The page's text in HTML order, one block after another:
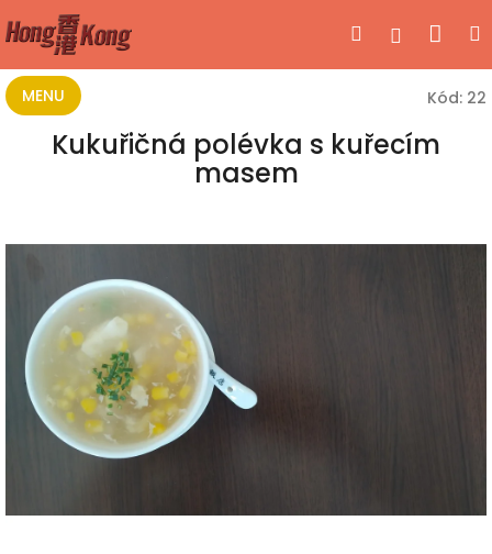
na
obsah
Hledat
MENU Kód: 22
Kukuřičná polévka s kuřecím
masem